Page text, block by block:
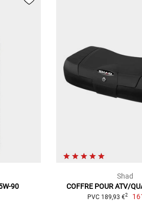
90
Shad
COFFRE POUR ATV/
PVC 189,93 €2